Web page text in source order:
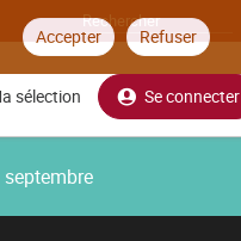
Accepter Refuser
sélection Se connecter